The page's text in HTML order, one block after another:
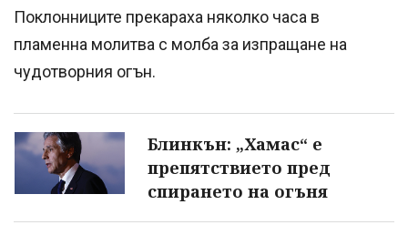
Поклонниците прекараха няколко часа в
пламенна молитва с молба за изпращане на
чудотворния огън.
Блинкън: „Хамас“ е
препятствието пред
спирането на огъня